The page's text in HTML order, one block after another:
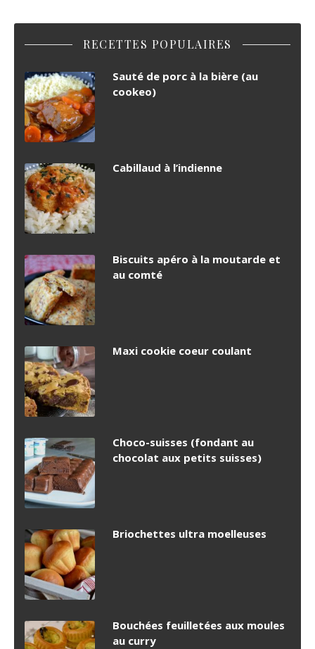
RECETTES POPULAIRES
Sauté de porc à la bière (au
cookeo)
Cabillaud à l’indienne
Biscuits apéro à la moutarde et
au comté
Maxi cookie coeur coulant
Choco-suisses (fondant au
chocolat aux petits suisses)
Briochettes ultra moelleuses
Bouchées feuilletées aux moules
au curry